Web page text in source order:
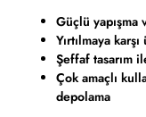
Güçlü yapışma
Yırtılmaya
Şeffaf tasarım
Çok amaçlı
depolama